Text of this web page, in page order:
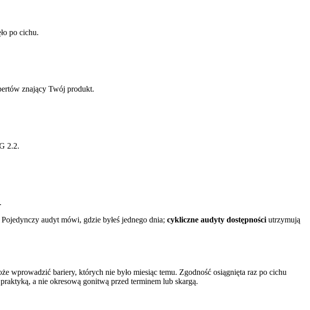
po cichu.
znający Twój produkt.
2.2.
audyt mówi, gdzie byłeś jednego dnia; cykliczne audyty dostępności utrzymują
bariery, których nie było miesiąc temu. Zgodność osiągnięta raz po cichu
a nie okresową gonitwą przed terminem lub skargą.